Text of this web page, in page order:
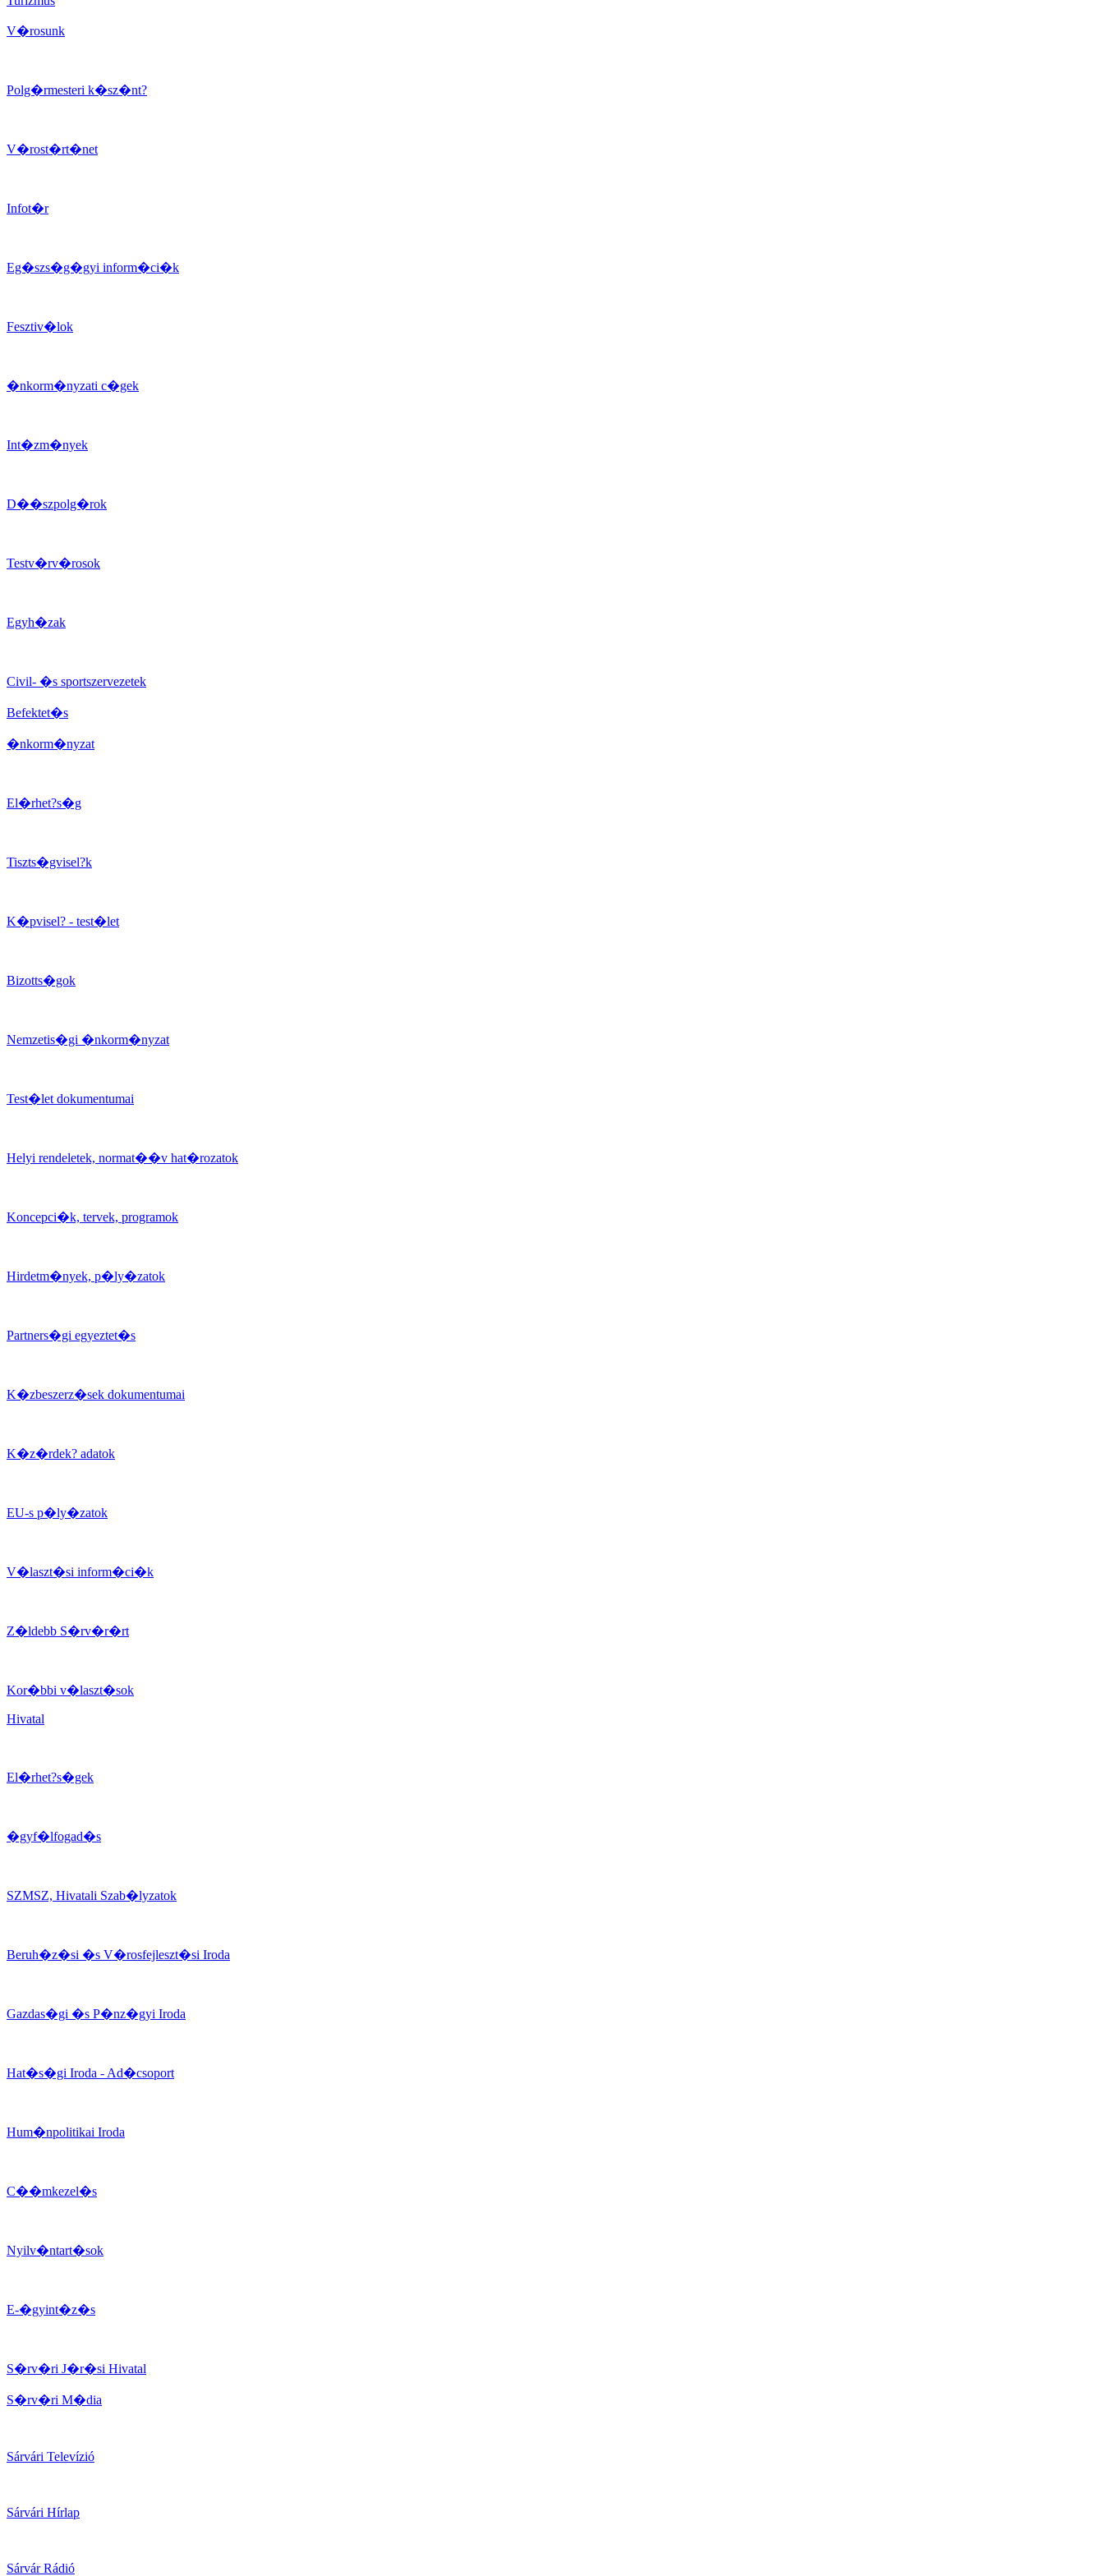
V�rosunk
Polg�rmesteri k�sz�nt?
V�rost�rt�net
Infot�r
Eg�szs�g�gyi inform�ci�k
Fesztiv�lok
�nkorm�nyzati c�gek
Int�zm�nyek
D��szpolg�rok
Testv�rv�rosok
Egyh�zak
Civil- �s sportszervezetek
Befektet�s
�nkorm�nyzat
El�rhet?s�g
Tiszts�gvisel?k
K�pvisel? - test�let
Bizotts�gok
Nemzetis�gi �nkorm�nyzat
Test�let dokumentumai
Helyi rendeletek, normat��v hat�rozatok
Koncepci�k, tervek, programok
Hirdetm�nyek, p�ly�zatok
Partners�gi egyeztet�s
K�zbeszerz�sek dokumentumai
K�z�rdek? adatok
EU-s p�ly�zatok
V�laszt�si inform�ci�k
Z�ldebb S�rv�r�rt
Kor�bbi v�laszt�sok
Hivatal
El�rhet?s�gek
�gyf�lfogad�s
SZMSZ, Hivatali Szab�lyzatok
Beruh�z�si �s V�rosfejleszt�si Iroda
Gazdas�gi �s P�nz�gyi Iroda
Hat�s�gi Iroda - Ad�csoport
Hum�npolitikai Iroda
C��mkezel�s
Nyilv�ntart�sok
E-�gyint�z�s
S�rv�ri J�r�si Hivatal
S�rv�ri M�dia
Sárvári Televízió
Sárvári Hírlap
Sárvár Rádió